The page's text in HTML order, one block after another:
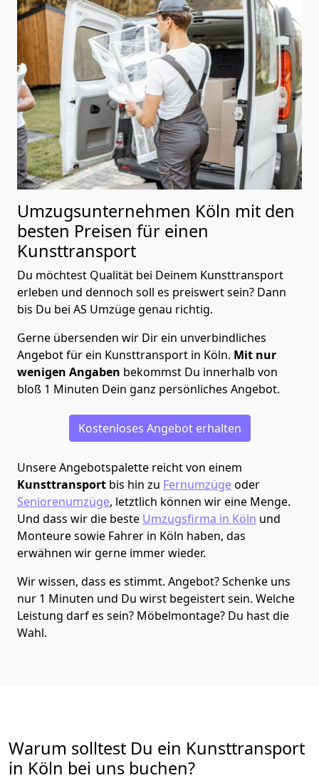
Umzugsunternehmen Köln mit den
besten Preisen für einen
Kunsttransport
Du möchtest Qualität bei Deinem Kunsttransport
erleben und dennoch soll es preiswert sein? Dann
bis Du bei AS Umzüge genau richtig.
Gerne übersenden wir Dir ein unverbindliches
Angebot für ein Kunsttransport in Köln. Mit nur
wenigen Angaben bekommst Du innerhalb von
bloß 1 Minuten Dein ganz persönliches Angebot.
Kostenloses Angebot erhalten
Unsere Angebotspalette reicht von einem
Kunsttransport bis hin zu Fernumzügeoder
Seniorenumzüge, letztlich können wir eine Menge.
Und dass wir die beste Umzugsfirma in Köln und
Monteure sowie Fahrer in Köln haben, das
erwähnen wir gerne immer wieder.
Wir wissen, dass es stimmt. Angebot? Schenke uns
nur 1 Minuten und Du wirst begeistert sein. Welche
Leistung darf es sein? Möbelmontage? Du hast die
Wahl.
Warum solltest Du ein Kunsttransport
in Köln bei uns buchen?